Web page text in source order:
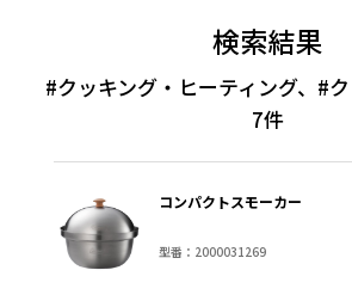
検索結果
#クッキング・ヒーティング、#
7件
コンパクトスモーカー
型番：2000031269